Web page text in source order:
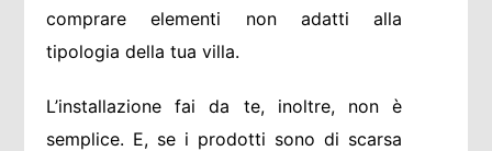
comprare elementi non adatti alla
tipologia della tua villa.
L’installazione fai da te, inoltre, non è
semplice. E, se i prodotti sono di scarsa